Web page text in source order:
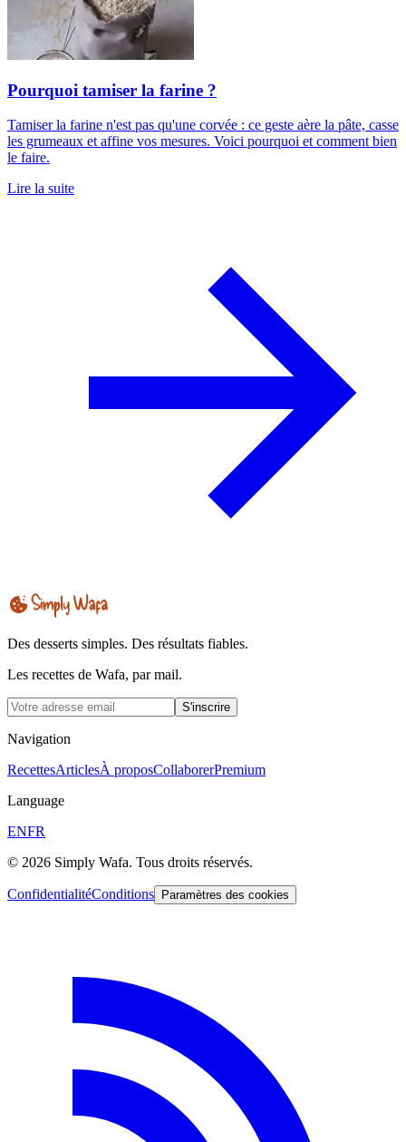
Pourquoi tamiser la farine ?
Tamiser la farine n'est pas qu'une corvée : ce geste aère la pâte, casse
les grumeaux et affine vos mesures. Voici pourquoi et comment bien
le faire.
Lire la suite
Des desserts simples. Des résultats fiables.
Les recettes de Wafa, par mail.
S'inscrire
Navigation
RecettesArticlesÀ proposCollaborerPremium
Language
ENFR
© 2026 Simply Wafa. Tous droits réservés.
ConfidentialitéConditions Paramètres des cookies